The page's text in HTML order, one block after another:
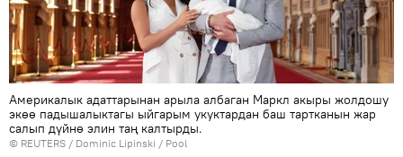
Америкалык адаттарынан арыла албаган Маркл акыры жолдошу
экөө падышалыктагы ыйгарым укуктардан баш тартканын жар
салып дүйнө элин таң калтырды.
© REUTERS / Dominic Lipinski / Pool